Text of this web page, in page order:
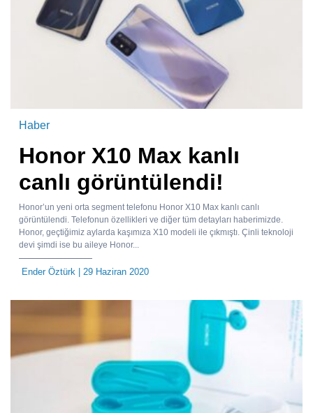
Haber
Honor X10 Max kanlı
canlı görüntülendi!
Honor’un yeni orta segment telefonu Honor X10 Max kanlı canlı
görüntülendi. Telefonun özellikleri ve diğer tüm detayları haberimizde.
Honor, geçtiğimiz aylarda kaşımıza X10 modeli ile çıkmıştı. Çinli teknoloji
devi şimdi ise bu aileye Honor...
Ender Öztürk | 29 Haziran 2020